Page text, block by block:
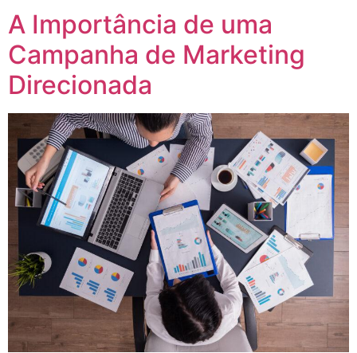
A Importância de uma
Campanha de Marketing
Direcionada